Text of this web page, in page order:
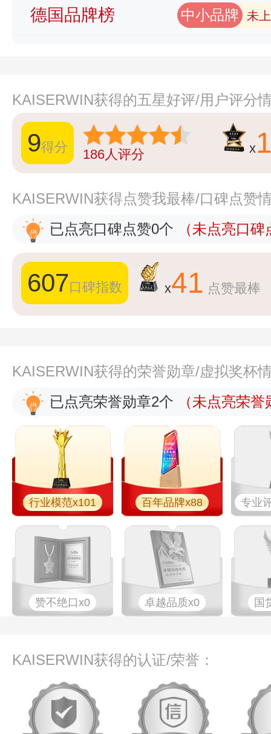
德国品牌榜 中小品牌 未
KAISERWIN获得的五星好评/用户评分
9得分 186人评分 x
KAISERWIN获得点赞我最棒/口碑点赞
已点亮口碑点赞0个
（未点亮口
607口碑指数 x41 点赞最棒
KAISERWIN获得的荣誉勋章/虚拟奖杯
已点亮荣誉勋章2个
（未点亮荣
行业模范x101 百年品牌x88 专业​
赞不绝口x0 卓越品质x0 国
KAISERWIN获得的认证/荣誉：